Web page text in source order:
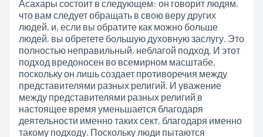
Асахары состоит в следующем: он говорит людям,
что вам следует обращать в свою веру других
людей, и, если вы обратите как можно больше
людей, вы обретете большую духовную заслугу. Это
полностью неправильный, неблагой подход. И этот
подход вредоносен во всемирном масштабе,
поскольку он лишь создает противоречия между
представителями разных религий. И уважение
между представителями разных религий в
настоящее время уменьшается благодаря
деятельности именно таких сект, благодаря именно
такому подходу. Поскольку люди пытаются